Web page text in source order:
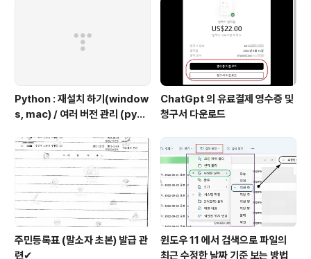
Python : 재설치 하기(window
s, mac) / 여러 버전 관리 (pyen
ChatGpt 의 유료결제 영수증 및
청구서 다운로드
주민등록표 (말소자 초본) 발급 관
련✔
윈도우 11 에서 검색으로 파일의
최근 수정한 날짜 기준 보는 방법